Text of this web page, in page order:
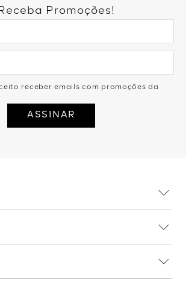
Promoções!
receber emails com promoções da
ASSINAR